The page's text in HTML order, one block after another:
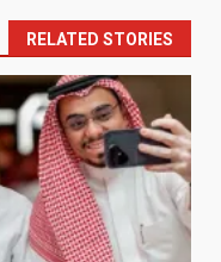
RELATED STORIES